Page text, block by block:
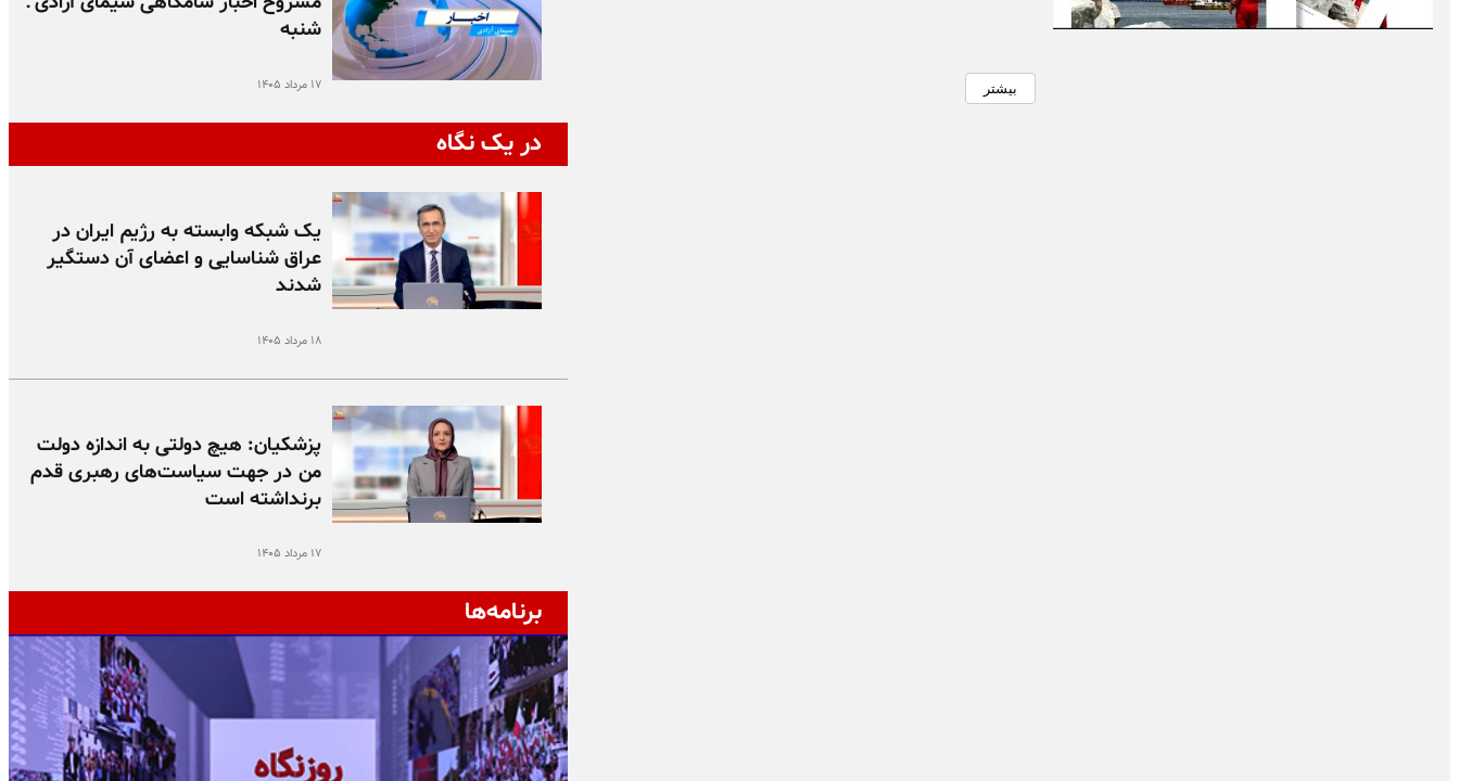
بیشتر
شنبه
۱۷ مرداد ۱۴۰۵
در یک نگاه
یک شبکه وابسته به رژیم ایران در
عراق شناسایی و اعضای آن دستگیر
شدند
۱۸ مرداد ۱۴۰۵
پزشکیان: هیچ دولتی به اندازه دولت
من در جهت سیاست‌های رهبری قدم
برنداشته است
۱۷ مرداد ۱۴۰۵
برنامه‌ها